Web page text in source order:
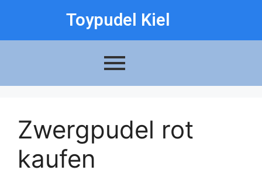
Toypudel Kiel
Zwergpudel rot
kaufen